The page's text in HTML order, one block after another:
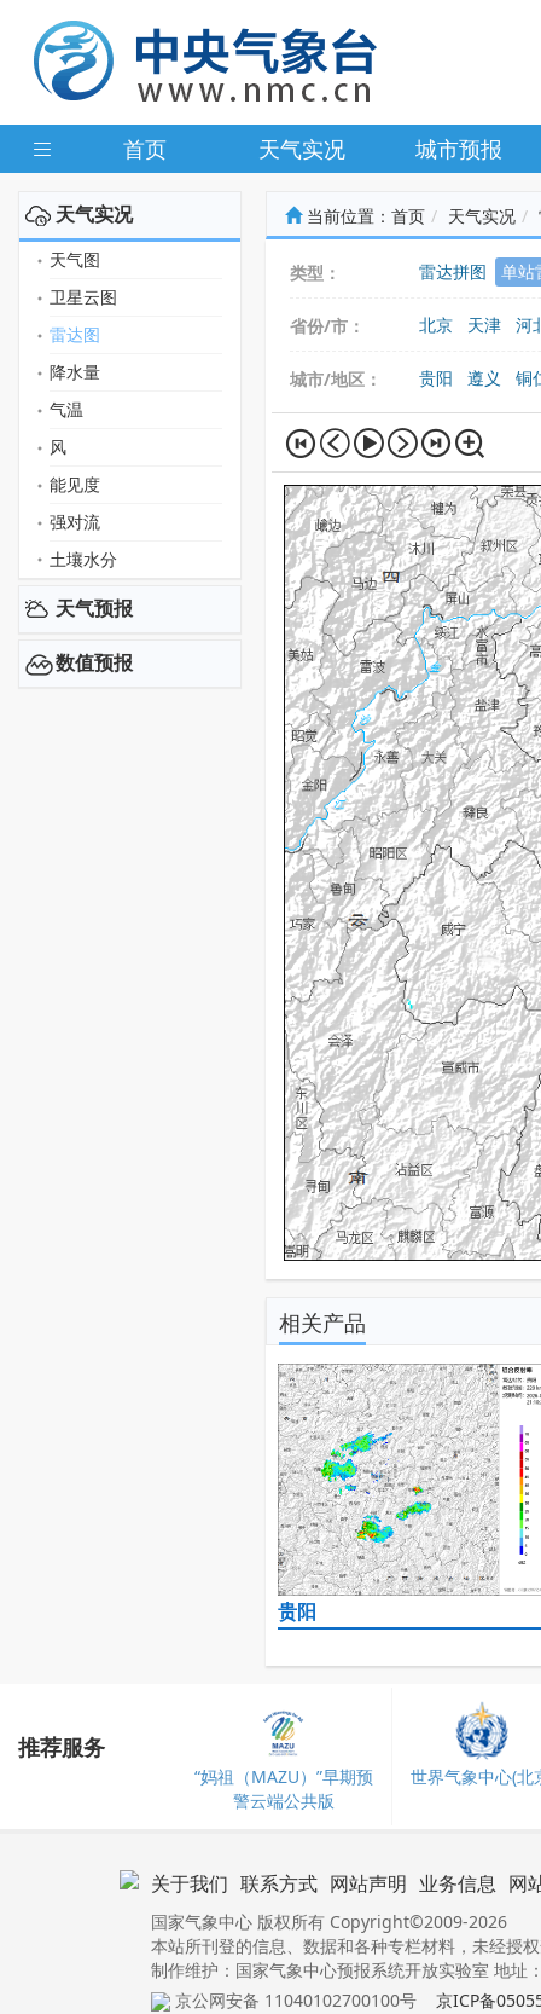
首页 天气实况 城市预报
天气实况
天气图
卫星云图
雷达图
降水量
气温
风
能见度
强对流
土壤水分
天气预报
数值预报
当前位置： 首页 天气实况
类型： 雷达拼图 单站
省份/市： 北京 天津
河
城市/地区：
贵阳 遵义 铜
相关产品
贵阳
推荐服务
“妈祖（MAZU）”早期预
警云端公共版
世界气象中心(北
关于我们 联系方式 网站声明 业务信息 网
国家气象中心 版权所有 Copyright©2009-2026
本站所刊登的信息、数据和各种专栏材料，未经授
制作维护：国家气象中心预报系统开放实验室 地址
京公网安备 11040102700100号
京ICP备